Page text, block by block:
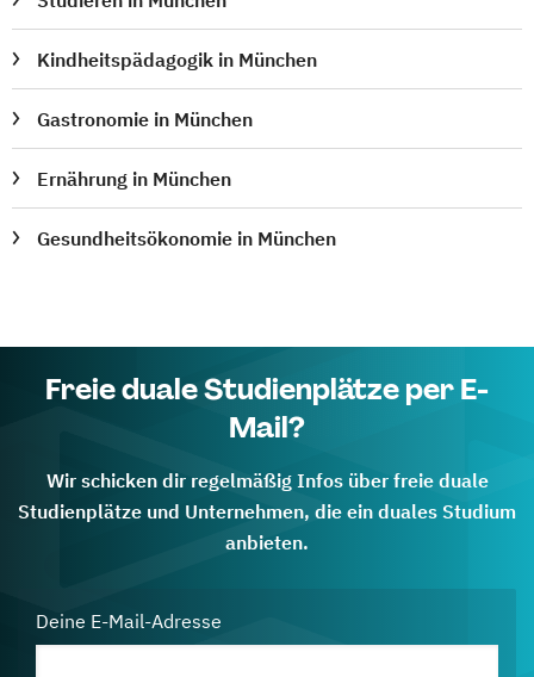
Kindheitspädagogik in München
Gastronomie in München
Ernährung in München
Gesundheitsökonomie in München
Freie duale Studienplätze per E-
Mail?
Wir schicken dir regelmäßig Infos über freie duale
Studienplätze und Unternehmen, die ein duales Studium
anbieten.
Deine E-Mail-Adresse